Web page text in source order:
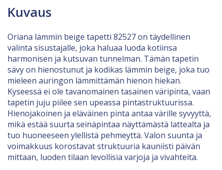
Kuvaus
Oriana lämmin beige tapetti 82527 on täydellinen
valinta sisustajalle, joka haluaa luoda kotiinsa
harmonisen ja kutsuvan tunnelman. Tämän tapetin
sävy on hienostunut ja kodikas lämmin beige, joka tuo
mieleen auringon lämmittämän hienon hiekan.
Kyseessä ei ole tavanomainen tasainen väripinta, vaan
tapetin juju piilee sen upeassa pintastruktuurissa.
Hienojakoinen ja eläväinen pinta antaa värille syvyyttä,
mikä estää suurta seinäpintaa näyttämästä lattealta ja
tuo huoneeseen ylellistä pehmeyttä. Valon suunta ja
voimakkuus korostavat struktuuria kauniisti päivän
mittaan, luoden tilaan levollisia varjoja ja vivahteita.